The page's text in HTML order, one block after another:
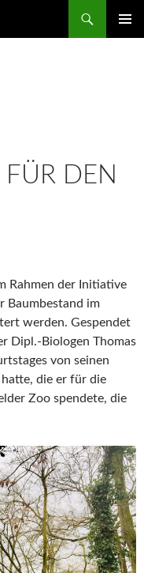
DEN
Rahmen der Initiative
Baumbestand im
werden. Gespendet
Dipl.-Biologen Thomas
von seinen
die er für die
Zoo spendete, die